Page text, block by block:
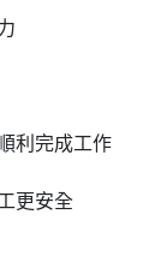
利完成工作
更安全